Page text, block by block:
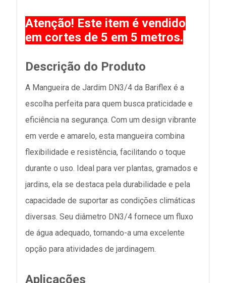
Atenção! Este item é vendido
em cortes de 5 em 5 metros.
Descrição do Produto
A Mangueira de Jardim DN3/4 da Bariflex é a
escolha perfeita para quem busca praticidade e
eficiência na segurança. Com um design vibrante
em verde e amarelo, esta mangueira combina
flexibilidade e resistência, facilitando o toque
durante o uso. Ideal para ver plantas, gramados e
jardins, ela se destaca pela durabilidade e pela
capacidade de suportar as condições climáticas
diversas. Seu diâmetro DN3/4 fornece um fluxo
de água adequado, tornando-a uma excelente
opção para atividades de jardinagem.
Aplicações